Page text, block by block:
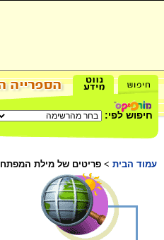
חיפוש לפי:
עמוד הבית > פריטים של מילת המפתח